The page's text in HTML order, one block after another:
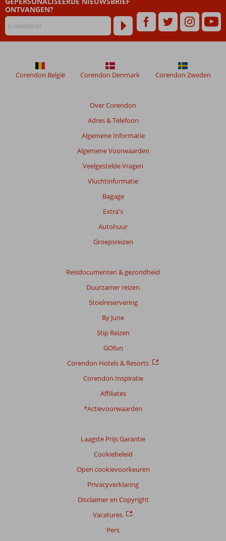
48
niet
weergegeven
om
ONTVANGEN?
Over Corendon
Adres & Telefoon
Algemene Informatie
Algemene Voorwaarden
Veelgestelde Vragen
Vluchtinformatie
Bagage
Extra's
Autohuur
Groepsreizen
Reisdocumenten & gezondheid
Duurzamer reizen
Stoelreservering
By June
Stip Reizen
GOfun
Corendon Hotels & Resorts
Corendon Inspiratie
Affiliates
*Actievoorwaarden
Laagste Prijs Garantie
Cookiebeleid
Open cookievoorkeuren
Privacyverklaring
Disclaimer en Copyright
Vacatures
Pers
Corendon België Corendon Denmark Corendon Zweden